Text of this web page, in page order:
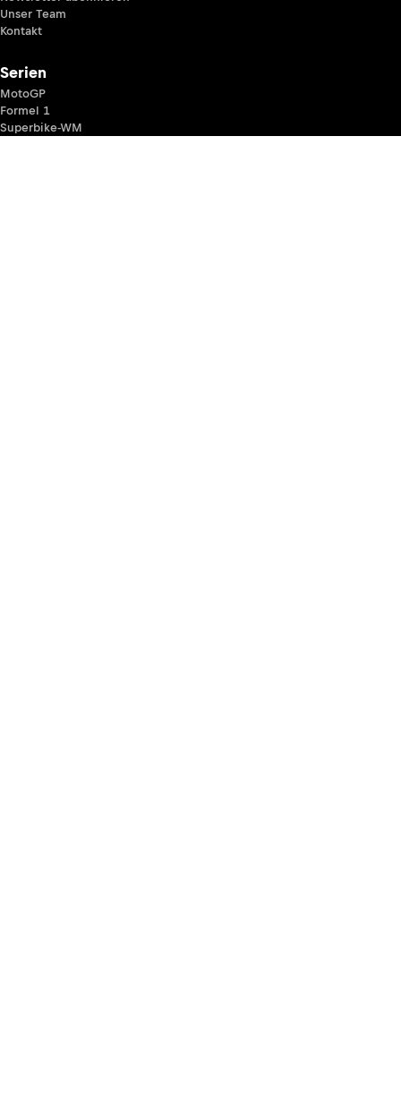
Unser Team
Kontakt
Serien
MotoGP
Formel 1
Superbike-WM